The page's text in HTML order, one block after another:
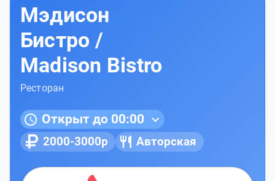
Мэдисон
Бистро /
Madison Bistro
Ресторан
Открыт до 00:00
2000-3000р Авторская